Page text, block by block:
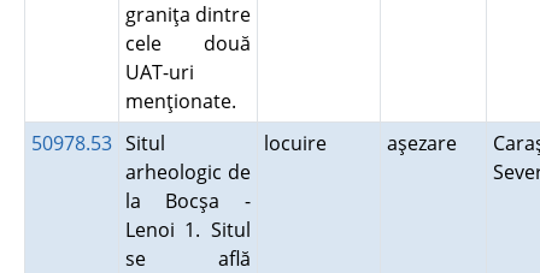
graniţa dintre
cele două
UAT-uri
menţionate.
50978.53 Situl
arheologic de
la Bocşa -
Lenoi 1. Situl
se află
locuire aşezare